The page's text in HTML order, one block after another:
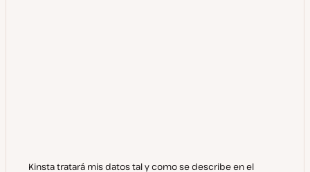
Kinsta tratará mis datos tal y como se describe en el